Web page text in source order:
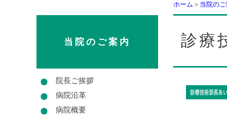
ホーム ＞ 当院の
診療
当院のご案内
院長ご挨拶
病院沿革
病院概要